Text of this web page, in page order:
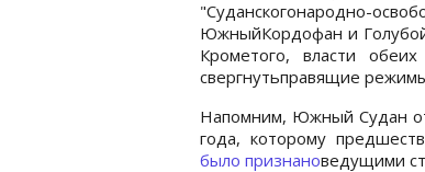
"Суданскогонародно-
ЮжныйКордофан и
Крометого, власти
свергнутьправящие
Напомним, Южный Судан
года, которому
было признановедущими